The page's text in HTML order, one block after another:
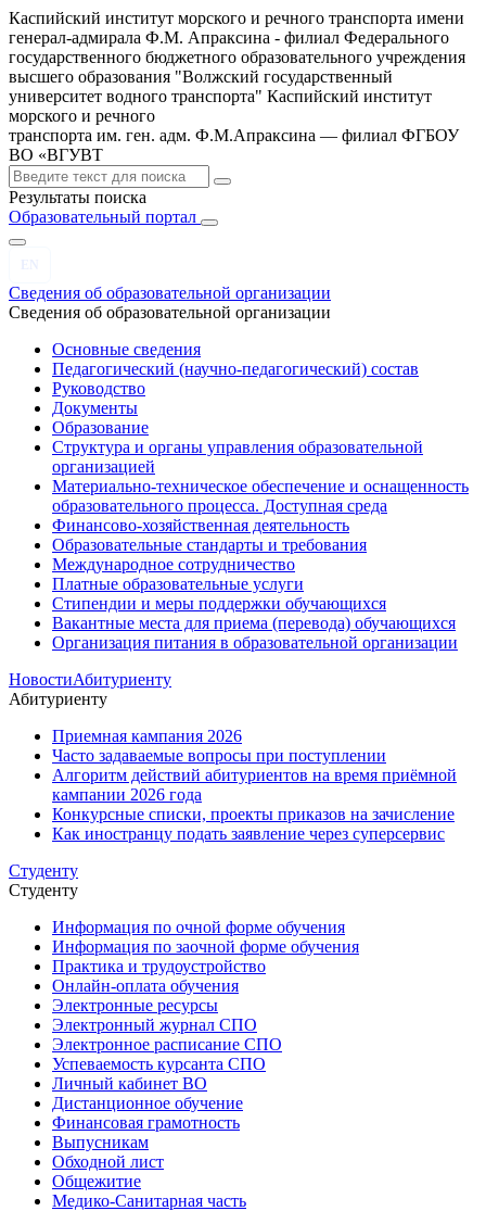
Каспийский институт морского и речного транспорта имени
генерал-адмирала Ф.М. Апраксина - филиал Федерального
государственного бюджетного образовательного учреждения
высшего образования "Волжский государственный
университет водного транспорта" Каспийский институт
морского и речного
транспорта им. ген. адм. Ф.М.Апраксина — филиал ФГБОУ
ВО «ВГУВТ
Результаты поиска
Образовательный портал
Сведения об образовательной организации
Сведения об образовательной организации
Основные сведения
Педагогический (научно-педагогический) состав
Руководство
Документы
Образование
Структура и органы управления образовательной
организацией
Материально-техническое обеспечение и оснащенность
образовательного процесса. Доступная среда
Финансово-хозяйственная деятельность
Образовательные стандарты и требования
Международное сотрудничество
Платные образовательные услуги
Стипендии и меры поддержки обучающихся
Вакантные места для приема (перевода) обучающихся
Организация питания в образовательной организации
НовостиАбитуриенту
Абитуриенту
Приемная кампания 2026
Часто задаваемые вопросы при поступлении
Алгоритм действий абитуриентов на время приёмной
кампании 2026 года
Конкурсные списки, проекты приказов на зачисление
Как иностранцу подать заявление через суперсервис
Студенту
Студенту
Информация по очной форме обучения
Информация по заочной форме обучения
Практика и трудоустройство
Онлайн-оплата обучения
Электронные ресурсы
Электронный журнал СПО
Электронное расписание СПО
Успеваемость курсанта СПО
Личный кабинет ВО
Дистанционное обучение
Финансовая грамотность
Выпусникам
Обходной лист
Общежитие
Медико-Санитарная часть